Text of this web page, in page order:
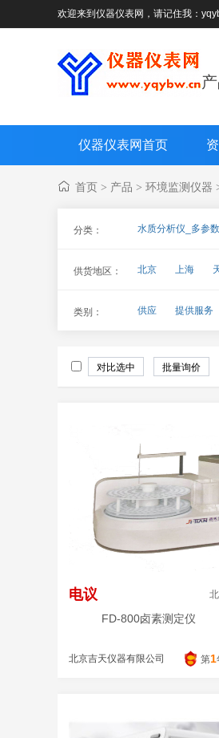
欢迎来到仪器仪表网，请记住我：
仪器仪表网首页
首页 > 产品 > 环境监测仪器
分类： 水质分析仪_多参
总氮分析仪
供货地区： 北京 上海
类别： 供应 提供服务
电议
FD-800卤素测定仪
北京吉天仪器有限公司 第1